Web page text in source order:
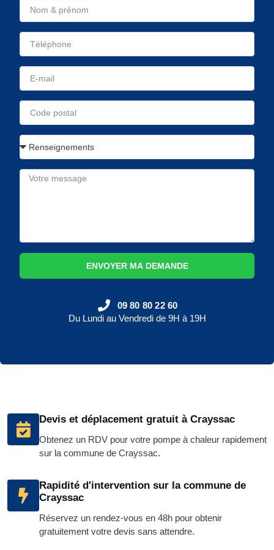
Devis et déplacement gratuit à Crayssac
Obtenez un RDV pour votre pompe à chaleur rapidement
sur la commune de Crayssac.
Rapidité d'intervention sur la commune de
Crayssac
Réservez un rendez-vous en 48h pour obtenir
gratuitement votre devis sans attendre.
ENVOYER MA DEMANDE
09 80 80 22 60
Du Lundi au Vendredi de 9H à 19H